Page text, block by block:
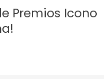
Premios Icono